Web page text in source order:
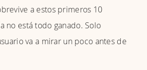
a estos primeros 10
no está todo ganado. Solo
va a mirar un poco antes de